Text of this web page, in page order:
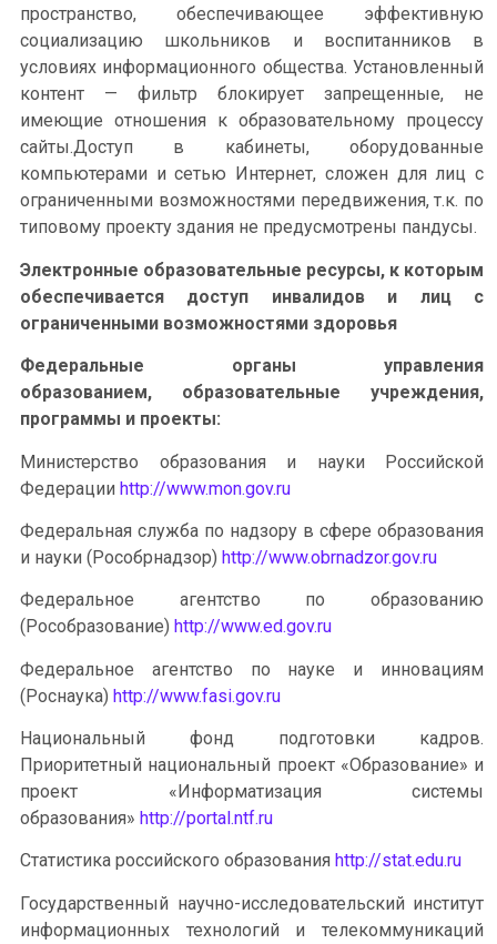
пространство, обеспечивающее эффективную
социализацию школьников и воспитанников в
условиях информационного общества. Установленный
контент — фильтр блокирует запрещенные, не
имеющие отношения к образовательному процессу
сайты.Доступ в кабинеты, оборудованные
компьютерами и сетью Интернет, сложен для лиц с
ограниченными возможностями передвижения, т.к. по
типовому проекту здания не предусмотрены пандусы.
Электронные образовательные ресурсы, к которым
обеспечивается доступ инвалидов и лиц с
ограниченными возможностями здоровья
Федеральные органы управления
образованием, образовательные учреждения,
программы и проекты:
Министерство образования и науки Российской
Федерации http://www.mon.gov.ru
Федеральная служба по надзору в сфере образования
и науки (Рособрнадзор) http://www.obrnadzor.gov.ru
Федеральное агентство по образованию
(Рособразование) http://www.ed.gov.ru
Федеральное агентство по науке и инновациям
(Роснаука) http://www.fasi.gov.ru
Национальный фонд подготовки кадров.
Приоритетный национальный проект «Образование» и
проект «Информатизация системы
образования» http://portal.ntf.ru
Статистика российского образования http://stat.edu.ru
Государственный научно-исследовательский институт
информационных технологий и телекоммуникаций